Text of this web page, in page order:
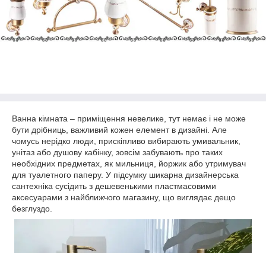
Ванна кімната – приміщення невелике, тут немає і не може
бути дрібниць, важливий кожен елемент в дизайні. Але
чомусь нерідко люди, прискіпливо вибирають умивальник,
унітаз або душову кабінку, зовсім забувають про таких
необхідних предметах, як мильниця, йоржик або утримувач
для туалетного паперу. У підсумку шикарна дизайнерська
сантехніка сусідить з дешевенькими пластмасовими
аксесуарами з найближчого магазину, що виглядає дещо
безглуздо.